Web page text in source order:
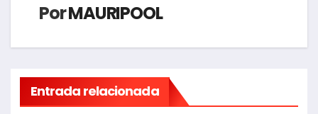
PorMAURIPOOL
Entrada relacionada